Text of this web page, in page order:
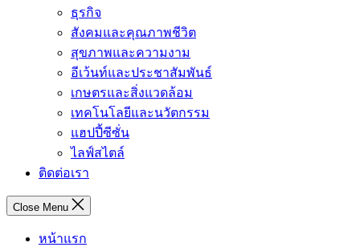
ธุรกิจ
สังคมและคุณภาพชีวิต
สุขภาพและความงาม
อีเว้นท์และประชาสัมพันธ์
เกษตรและสิ่งแวดล้อม
เทคโนโลยีและนวัตกรรม
แฮปปี้ซีซั่น
ไลฟ์สไตล์
ติดต่อเรา
Close Menu
หน้าแรก